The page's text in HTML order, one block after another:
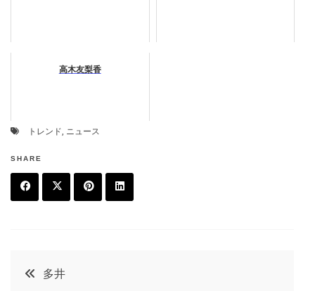
高木友梨香
トレンド, ニュース
SHARE
t
投
多井